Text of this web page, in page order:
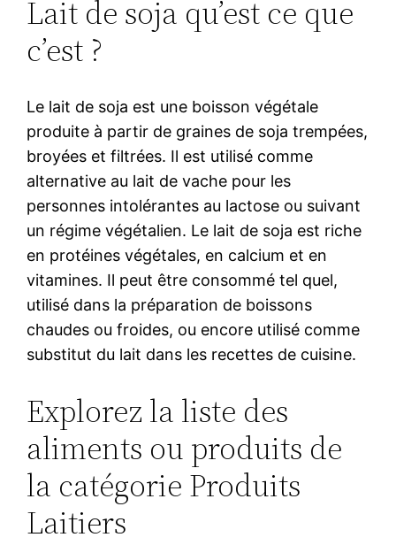
Lait de soja qu’est ce que
c’est ?
Le lait de soja est une boisson végétale
produite à partir de graines de soja trempées,
broyées et filtrées. Il est utilisé comme
alternative au lait de vache pour les
personnes intolérantes au lactose ou suivant
un régime végétalien. Le lait de soja est riche
en protéines végétales, en calcium et en
vitamines. Il peut être consommé tel quel,
utilisé dans la préparation de boissons
chaudes ou froides, ou encore utilisé comme
substitut du lait dans les recettes de cuisine.
Explorez la liste des
aliments ou produits de
la catégorie Produits
Laitiers